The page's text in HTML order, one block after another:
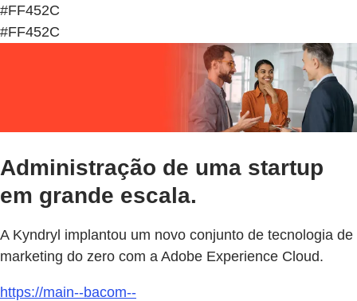
#FF452C
#FF452C
Administração de uma startup
em grande escala.
A Kyndryl implantou um novo conjunto de tecnologia de
marketing do zero com a Adobe Experience Cloud.
https://main--bacom--